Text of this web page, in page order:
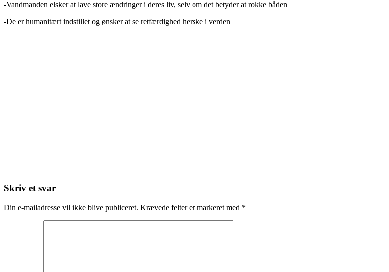
-Vandmanden elsker at lave store ændringer i deres liv, selv om det betyder at rokke båden
-De er humanitært indstillet og ønsker at se retfærdighed herske i verden
Skriv et svar
Din e-mailadresse vil ikke blive publiceret. Krævede felter er markeret med *